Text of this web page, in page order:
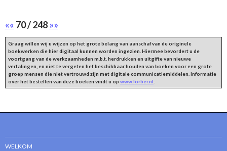
«« 70 / 248»»
Graag willen wij u wijzen op het grote belang van aanschaf van de originele
boekwerken die hier digitaal kunnen worden ingezien. Hiermee bevordert u de
voortgang van de werkzaamheden m.b.t. herdrukken en uitgifte van nieuwe
vertalingen, en niet te vergeten het beschikbaar houden van boeken voor een grote
groep mensen die niet vertrouwd zijn met digitale communicatiemiddelen. Informatie
over het bestellen van deze boeken vindt u op www.lorber.nl
WELKOM